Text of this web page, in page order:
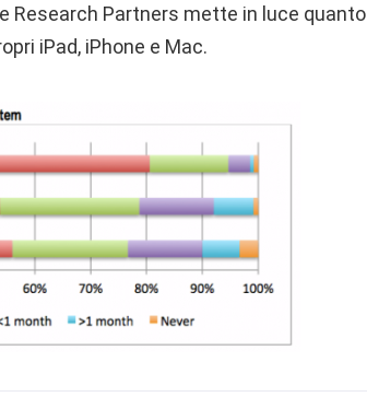
Research Partners mette in luce quanto
iPad, iPhone e Mac.